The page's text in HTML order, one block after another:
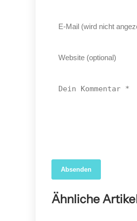
Absenden
Ähnliche
Forscher nutzen KI, um